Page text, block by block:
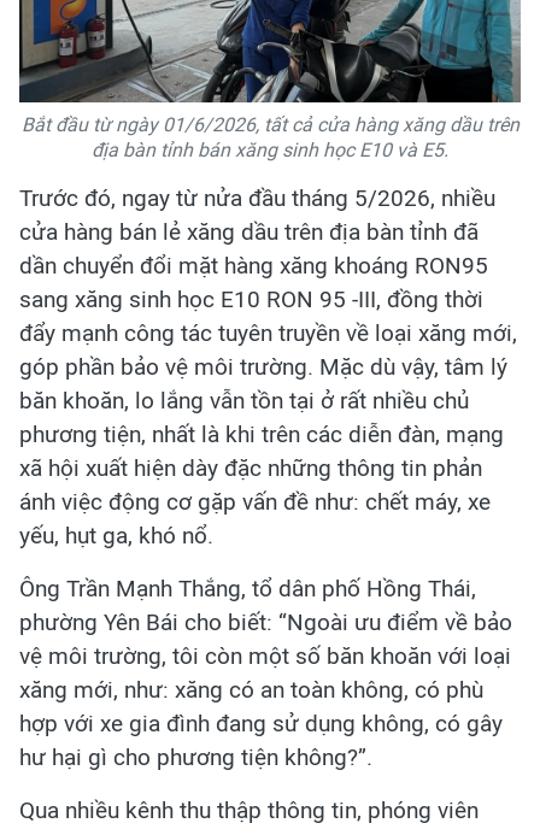
Bắt đầu từ ngày 01/6/2026, tất cả cửa hàng xăng dầu trên
địa bàn tỉnh bán xăng sinh học E10 và E5.
Trước đó, ngay từ nửa đầu tháng 5/2026, nhiều
cửa hàng bán lẻ xăng dầu trên địa bàn tỉnh đã
dần chuyển đổi mặt hàng xăng khoáng RON95
sang xăng sinh học E10 RON 95 -III, đồng thời
đẩy mạnh công tác tuyên truyền về loại xăng mới,
góp phần bảo vệ môi trường. Mặc dù vậy, tâm lý
băn khoăn, lo lắng vẫn tồn tại ở rất nhiều chủ
phương tiện, nhất là khi trên các diễn đàn, mạng
xã hội xuất hiện dày đặc những thông tin phản
ánh việc động cơ gặp vấn đề như: chết máy, xe
yếu, hụt ga, khó nổ.
Ông Trần Mạnh Thắng, tổ dân phố Hồng Thái,
phường Yên Bái cho biết: “Ngoài ưu điểm về bảo
vệ môi trường, tôi còn một số băn khoăn với loại
xăng mới, như: xăng có an toàn không, có phù
hợp với xe gia đình đang sử dụng không, có gây
hư hại gì cho phương tiện không?”.
Qua nhiều kênh thu thập thông tin, phóng viên